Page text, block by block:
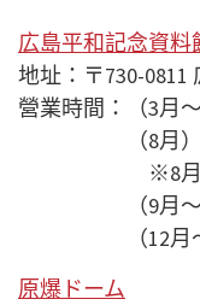
広島平和記念資料
地址：〒730-0811
營業時間：（3月
（8月）8：
※8月5、6日
（9月〜11月
（12月〜2月
原爆ドーム